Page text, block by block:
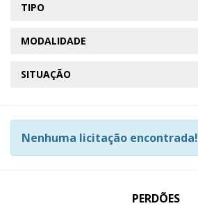
TIPO
MODALIDADE
SITUAÇÃO
Nenhuma licitação encontrada!
PERDÕES